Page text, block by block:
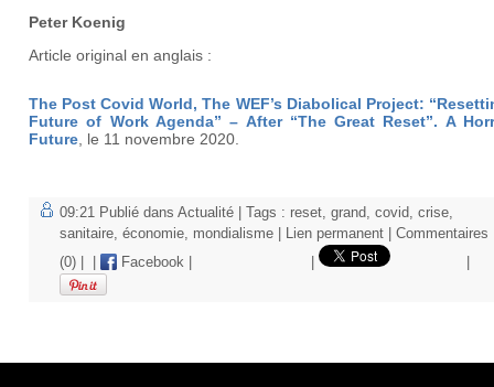
Peter Koenig
Article original en anglais :
The Post Covid World, The WEF’s Diabolical Project:
Future of Work Agenda” – After “The Great Reset”. A
Future, le 11 novembre 2020.
09:21 Publié dans Actualité | Tags : reset, grand, covid, crise,
sanitaire, économie, mondialisme Lien permanent
Commentaires
(0)
Facebook